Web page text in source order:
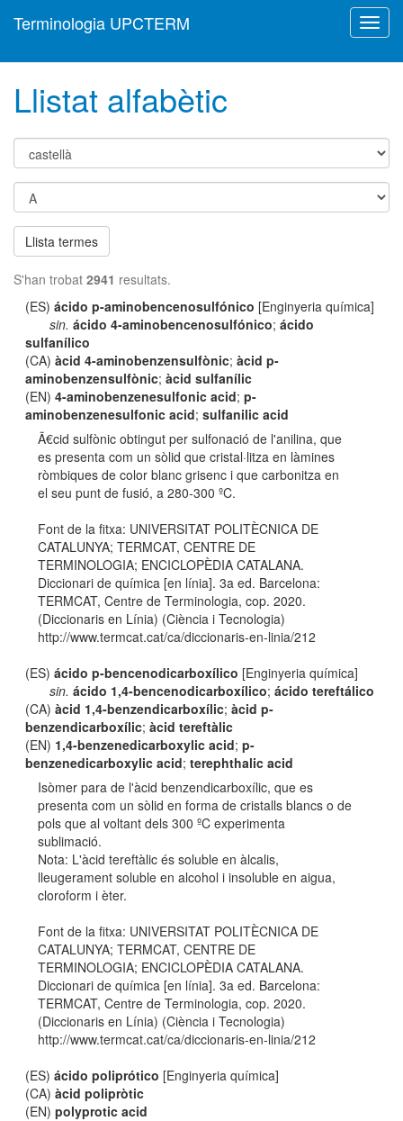
Terminologia UPCTERM
Llistat alfabètic
Llista termes
S'han trobat 2941 resultats.
(ES)ácido p-aminobencenosulfónico [Enginyeria química]
sin. ácido 4-aminobencenosulfónico; ácido
sulfanílico
(CA)àcid 4-aminobenzensulfònic;àcid p-
aminobenzensulfònic;àcid sulfanílic
(EN)4-aminobenzenesulfonic acid;p-
aminobenzenesulfonic acid;sulfanilic acid
Ã€cid sulfònic obtingut per sulfonació de l'anilina, que
es presenta com un sòlid que cristal·litza en làmines
ròmbiques de color blanc grisenc i que carbonitza en
el seu punt de fusió, a 280-300 ºC.
Font de la fitxa: UNIVERSITAT POLITÈCNICA DE
CATALUNYA; TERMCAT, CENTRE DE
TERMINOLOGIA; ENCICLOPÈDIA CATALANA.
Diccionari de química [en línia]. 3a ed. Barcelona:
TERMCAT, Centre de Terminologia, cop. 2020.
(Diccionaris en Línia) (Ciència i Tecnologia)
http://www.termcat.cat/ca/diccionaris-en-linia/212
(ES)ácido p-bencenodicarboxílico [Enginyeria química]
sin. ácido 1,4-bencenodicarboxílico; ácido tereftálico
(CA)àcid 1,4-benzendicarboxílic;àcid p-
benzendicarboxílic;àcid tereftàlic
(EN) 1,4-benzenedicarboxylic acid;p-
benzenedicarboxylic acid;terephthalic acid
Isòmer para de l'àcid benzendicarboxílic, que es
presenta com un sòlid en forma de cristalls blancs o de
pols que al voltant dels 300 ºC experimenta
sublimació.
Nota: L'àcid tereftàlic és soluble en àlcalis,
lleugerament soluble en alcohol i insoluble en aigua,
cloroform i èter.
Font de la fitxa: UNIVERSITAT POLITÈCNICA DE
CATALUNYA; TERMCAT, CENTRE DE
TERMINOLOGIA; ENCICLOPÈDIA CATALANA.
Diccionari de química [en línia]. 3a ed. Barcelona:
TERMCAT, Centre de Terminologia, cop. 2020.
(Diccionaris en Línia) (Ciència i Tecnologia)
http://www.termcat.cat/ca/diccionaris-en-linia/212
(ES)ácido poliprótico [Enginyeria química]
(CA)àcid polipròtic
(EN)polyprotic acid